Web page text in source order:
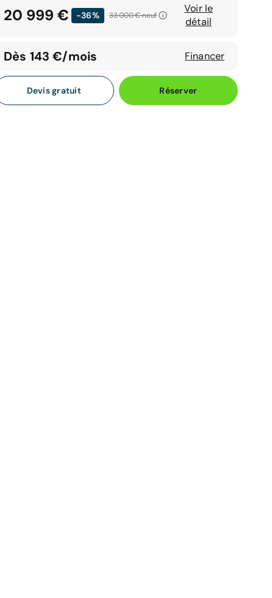
20 999 € -36% 33 000 €neuf
Voir le
détail
Dès 143 €/mois Financer
Devis gratuit Réserver